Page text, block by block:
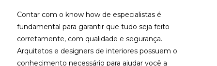
Contar com o know how de especialistas é
fundamental para garantir que tudo seja feito
corretamente, com qualidade e segurança.
Arquitetos e designers de interiores possuem o
conhecimento necessário para ajudar você a